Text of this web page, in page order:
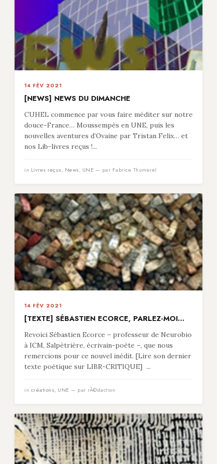
14 FÉV 2021
[NEWS] NEWS DU DIMANCHE
CUHEL commence par vous faire méditer sur notre
douce-France… Moussempès en UNE, puis les
nouvelles aventures d’Ovaine par Tristan Felix… et
nos Lib-livres reçus !...
in Livres reçus, News, UNE — par Fabrice Thumerel
14 FÉV 2021
[TEXTE] SÉBASTIEN ECORCE, PARLEZ-MOI…
Revoici Sébastien Ecorce – professeur de Neurobio
à ICM, Salpètrière, écrivain-poète –, que nous
remercions pour ce nouvel inédit. [Lire son dernier
texte poétique sur LIBR-CRITIQUE] ...
in créations, UNE — par rÃ©daction